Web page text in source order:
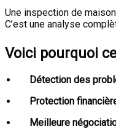
Une inspection de
C’est une analyse
Voici pourquoi
Détection des
Protection
Meilleure